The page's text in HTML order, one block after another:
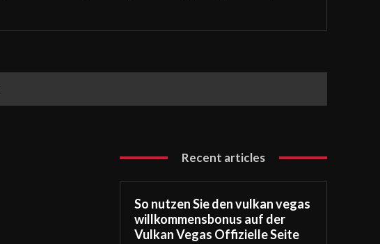
Recent articles
So nutzen Sie den vulkan vegas
willkommensbonus auf der
Vulkan Vegas Offizielle Seite